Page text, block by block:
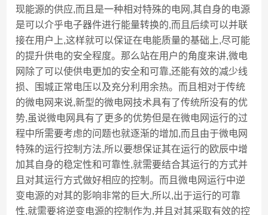
现能源的供应,而且是一种相对特殊的电网,其自身的电源
是可以介乎电子器件进行能量转换的,而且后续可以并联
接在用户上,这样就可以保证在电能质量的基础上,尽可能
的提升供电的安全程度。那么站在用户的角度来讲,微电
网除了可以使供电更加的安全和可靠,还能有效的减少线
损、围城正常电压以及充分利用余热。而且相对于传统
的微电网来说,新型的微电网技术具有了传统所没有的优
势,虽说微电网具有了更多的优势但是在微电网运行的过
程中所需要考虑的问题也就逐渐的增加,而且由于微电网
特殊的运行控制方法,所以要想保证其在运行的欧辰中增
加其自身的稳定性和可靠性,就需要结合其运行的方式并
且对其运行方式做好相应的控制。而且微电网运行中逆
变电源的对其的影响非常的巨大,所以,出于运行的可靠
性,就需要将逆变电源的控制作为,并且对其采取有效的控